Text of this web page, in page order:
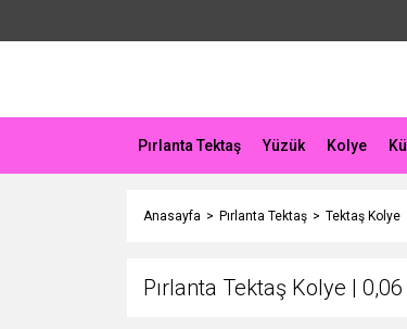
Pırlanta Tektaş Yüzük Kolye
Anasayfa Pırlanta Tektaş Tektaş Kolye
Pırlanta Tektaş Kolye | 0,06